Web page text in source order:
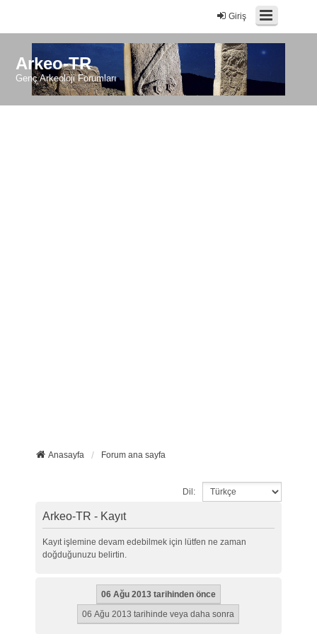
Giriş
Arkeo-TR
Genç Arkeoloji Forumları
Anasayfa Forum ana sayfa
Dil:
Arkeo-TR - Kayıt
Kayıt işlemine devam edebilmek için lütfen ne zaman
doğduğunuzu belirtin.